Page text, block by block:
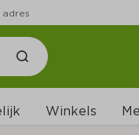
adres
Winkels